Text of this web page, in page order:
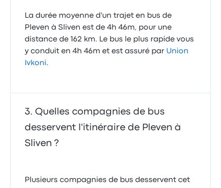
La durée moyenne d'un trajet en bus de
Pleven à Sliven est de 4h 46m, pour une
distance de 162 km. Le bus le plus rapide vous
y conduit en 4h 46m et est assuré par Union
Ivkoni.
Quelles compagnies de bus
desservent l'itinéraire de Pleven à
Sliven ?
Plusieurs compagnies de bus desservent cet